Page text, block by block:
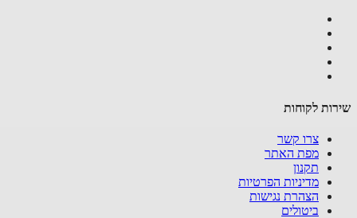
לקוחות
צרו קשר
מפת האתר
תקנון
מדיניות הפרטיות
הצהרת נגישות
ביטולים